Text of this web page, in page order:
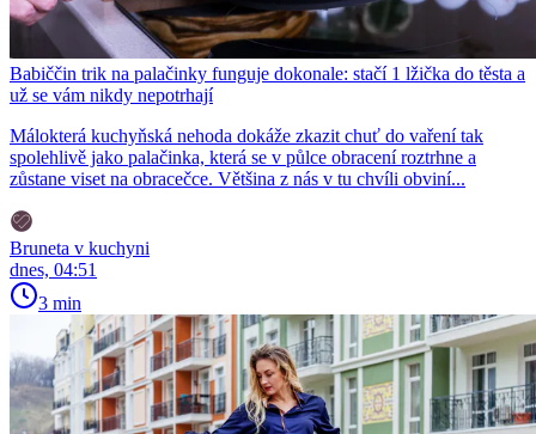
Babiččin trik na palačinky funguje dokonale: stačí 1 lžička do těsta a
už se vám nikdy nepotrhají
Málokterá kuchyňská nehoda dokáže zkazit chuť do vaření tak
spolehlivě jako palačinka, která se v půlce obracení roztrhne a
zůstane viset na obracečce. Většina z nás v tu chvíli obviní...
Bruneta v kuchyni
dnes, 04:51
3 min